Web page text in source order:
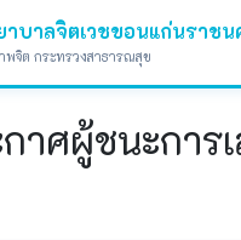
าบาลจิตเวชขอนแก่นราช
จิต กระทรวงสาธารณสุข
าศผู้ชนะการ